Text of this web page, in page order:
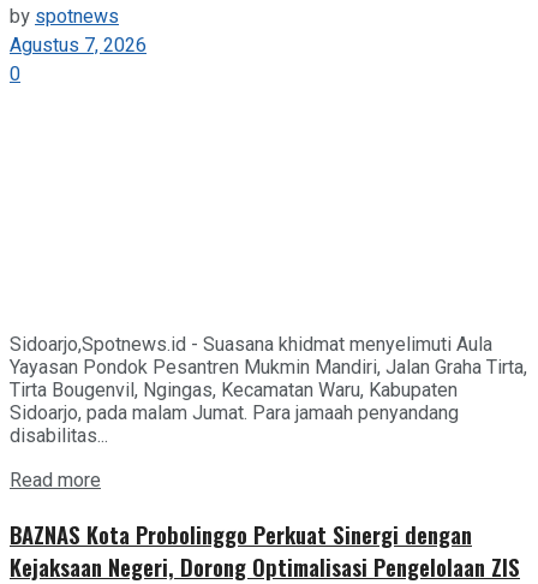
byspotnews
Agustus 7, 2026
0
Sidoarjo,Spotnews.id - Suasana khidmat menyelimuti Aula
Yayasan Pondok Pesantren Mukmin Mandiri, Jalan Graha Tirta,
Tirta Bougenvil, Ngingas, Kecamatan Waru, Kabupaten
Sidoarjo, pada malam Jumat. Para jamaah penyandang
disabilitas...
Read more
BAZNAS Kota Probolinggo Perkuat Sinergi dengan
Kejaksaan Negeri, Dorong Optimalisasi Pengelolaan ZIS